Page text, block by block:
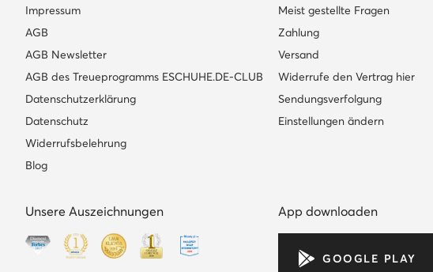
Impressum
AGB
AGB Newsletter
AGB des Treueprogramms ESCHUHE.DE-CLUB
Datenschutzerklärung
Datenschutz
Widerrufsbelehrung
Blog
Meist gestellte Fragen
Zahlung
Versand
Widerrufe den Vertrag hier
Sendungsverfolgung
Einstellungen ändern
Unsere Auszeichnungen App downloaden
GOOGLE PLAY